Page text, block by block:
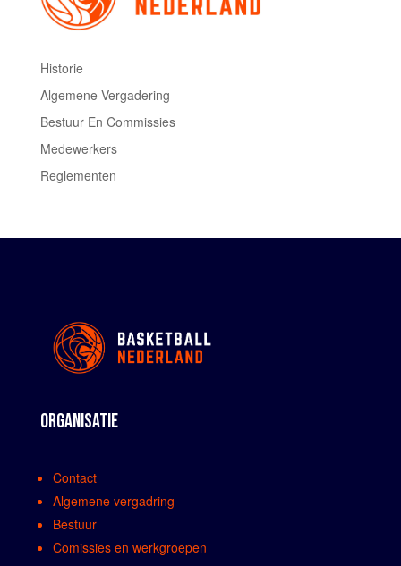
Historie
Algemene Vergadering
Bestuur En Commissies
Medewerkers
Reglementen
ORGANISATIE
Contact
Algemene vergadring
Bestuur
Comissies en werkgroepen